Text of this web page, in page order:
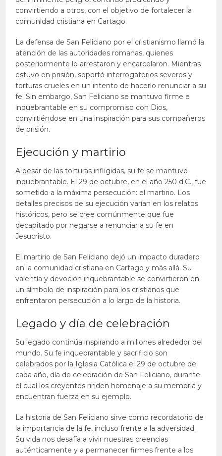
convirtiendo a otros, con el objetivo de fortalecer la
comunidad cristiana en Cartago.
La defensa de San Feliciano por el cristianismo llamó la
atención de las autoridades romanas, quienes
posteriormente lo arrestaron y encarcelaron. Mientras
estuvo en prisión, soportó interrogatorios severos y
torturas crueles en un intento de hacerlo renunciar a su
fe. Sin embargo, San Feliciano se mantuvo firme e
inquebrantable en su compromiso con Dios,
convirtiéndose en una inspiración para sus compañeros
de prisión.
Ejecución y martirio
A pesar de las torturas infligidas, su fe se mantuvo
inquebrantable. El 29 de octubre, en el año 250 d.C., fue
sometido a la máxima persecución: el martirio. Los
detalles precisos de su ejecución varían en los relatos
históricos, pero se cree comúnmente que fue
decapitado por negarse a renunciar a su fe en
Jesucristo.
El martirio de San Feliciano dejó un impacto duradero
en la comunidad cristiana en Cartago y más allá. Su
valentía y devoción inquebrantable se convirtieron en
un símbolo de inspiración para los cristianos que
enfrentaron persecución a lo largo de la historia.
Legado y día de celebración
Su legado continúa inspirando a millones alrededor del
mundo. Su fe inquebrantable y sacrificio son
celebrados por la Iglesia Católica el 29 de octubre de
cada año, día de celebración de San Feliciano, durante
el cual los creyentes rinden homenaje a su memoria y
encuentran fuerza en su ejemplo.
La historia de San Feliciano sirve como recordatorio de
la importancia de la fe, incluso frente a la adversidad.
Su vida nos desafía a vivir nuestras creencias
auténticamente y a permanecer firmes frente a los